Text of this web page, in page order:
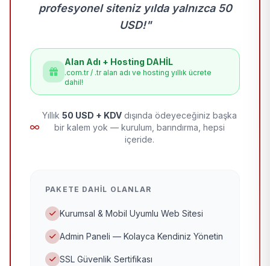
profesyonel siteniz yılda yalnızca 50
USD!"
Alan Adı + Hosting DAHİL
.com.tr / .tr alan adı ve hosting yıllık ücrete
dahil!
Yıllık 50 USD + KDV dışında ödeyeceğiniz başka
bir kalem yok — kurulum, barındırma, hepsi
içeride.
PAKETE DAHIL OLANLAR
Kurumsal & Mobil Uyumlu Web Sitesi
Admin Paneli — Kolayca Kendiniz Yönetin
SSL Güvenlik Sertifikası